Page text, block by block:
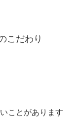
こだわり
ことがあります